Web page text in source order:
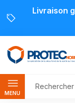
Livraison
MENU